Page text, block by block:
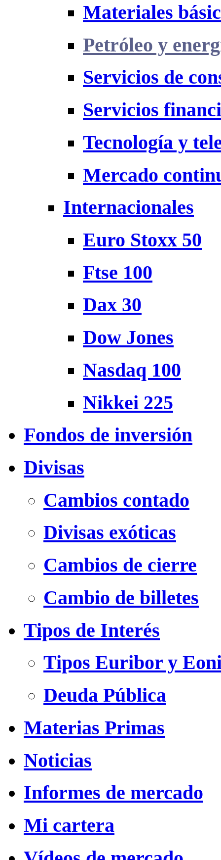
Materiales
Petróleo y
Servicios de
Servicios
Tecnología y
Mercado
Internacionales
Euro Stoxx 50
Ftse 100
Dax 30
Dow Jones
Nasdaq 100
Nikkei 225
Fondos de inversión
Divisas
Cambios contado
Divisas exóticas
Cambios de cierre
Cambio de billetes
Tipos de Interés
Tipos Euribor y
Deuda Pública
Materias Primas
Noticias
Informes de mercado
Mi cartera